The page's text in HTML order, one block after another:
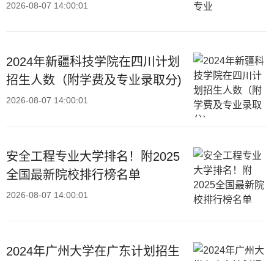
2026-08-07 14:00:01
2024年新疆科技学院在四川计划
招生人数（附学费及专业录取分)
2026-08-07 14:00:01
安全工程专业大学排名！附2025
全国最新院校排行榜名单
2026-08-07 14:00:01
2024年广州大学在广东计划招生